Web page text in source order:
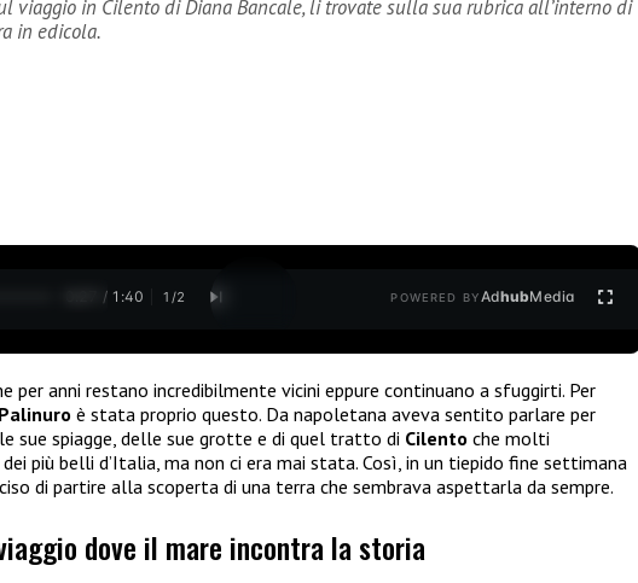
viaggio in Cilento di Diana Bancale, li trovate sulla sua rubrica all’interno di
in edicola.
0:28 / 1:40 1 /2 POWERED BYAdhubMedia
per anni restano incredibilmente vicini eppure continuano a sfuggirti. Per
Palinuro è stata proprio questo. Da napoletana aveva sentito parlare per
sue spiagge, delle sue grotte e di quel tratto di Cilento che molti
più belli d’Italia, ma non ci era mai stata. Così, in un tiepido fine settimana
di partire alla scoperta di una terra che sembrava aspettarla da sempre.
dove il mare incontra la storia